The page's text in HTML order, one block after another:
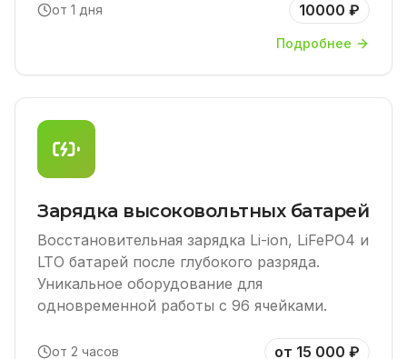
от 1 дня 10000 ₽
Подробнее
Зарядка высоковольтных батарей
Восстановительная зарядка Li-ion, LiFePO4 и
LTO батарей после глубокого разряда.
Уникальное оборудование для
одновременной работы с 96 ячейками.
от 2 часов от 15 000 ₽